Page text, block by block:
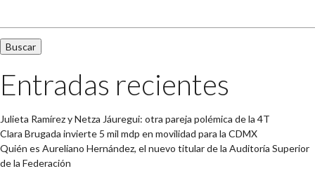
Entradas recientes
Julieta Ramírez y Netza Jáuregui: otra pareja polémica de la 4T
Clara Brugada invierte 5 mil mdp en movilidad para la CDMX
Quién es Aureliano Hernández, el nuevo titular de la Auditoría Superior
de la Federación